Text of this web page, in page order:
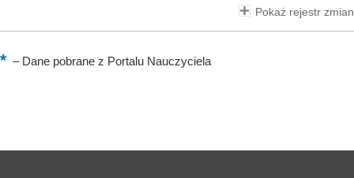
Pokaż rejestr zmian
–Dane pobrane z Portalu Nauczyciela